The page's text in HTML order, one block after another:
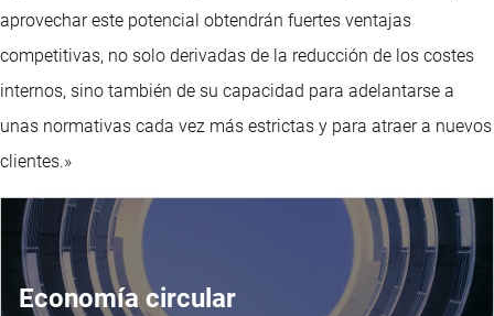
aprovechar este potencial obtendrán fuertes ventajas
competitivas, no solo derivadas de la reducción de los costes
internos, sino también de su capacidad para adelantarse a
unas normativas cada vez más estrictas y para atraer a nuevos
clientes.»
Economía circular